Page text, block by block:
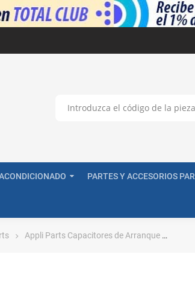
PARTES Y ACCESORIOS
Appli Parts Capacitores de Arranque